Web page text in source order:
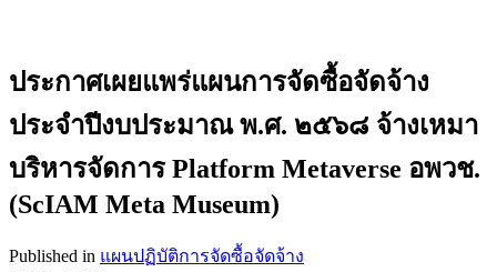
ประกาศเผยแพร่แผนการจัดซื้อจัดจ้าง
ประจำปีงบประมาณ พ.ศ. ๒๕๖๘ จ้างเหมา
บริหารจัดการ Platform Metaverse อพวช.
(ScIAM Meta Museum)
Published in แผนปฏิบัติการจัดซื้อจัดจ้าง